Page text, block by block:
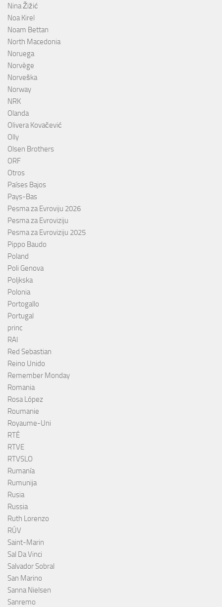
Nina Žižić
Noa Kirel
Noam Bettan
North Macedonia
Noruega
Norvège
Norveška
Norway
NRK
Olanda
Olivera Kovačević
Olly
Olsen Brothers
ORF
Otros
Países Bajos
Pays-Bas
Pesma za Evroviju 2026
Pesma za Evroviziju
Pesma za Evroviziju 2025
Pippo Baudo
Poland
Poli Genova
Poljkska
Polonia
Portogallo
Portugal
princ
RAI
Red Sebastian
Reino Unido
Remember Monday
Romania
Rosa López
Roumanie
Royaume-Uni
RTÉ
RTVE
RTVSLO
Rumanía
Rumunija
Rusia
Russia
Ruth Lorenzo
RÚV
Saint-Marin
Sal Da Vinci
Salvador Sobral
San Marino
Sanna Nielsen
Sanremo